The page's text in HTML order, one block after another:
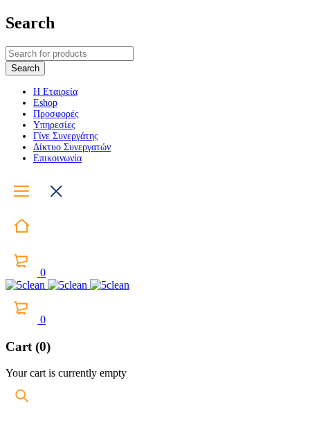
Search
Η Εταιρεία
Eshop
Προσφορές
Υπηρεσίες
Γίνε Συνεργάτης
Δίκτυο Συνεργατών
Επικοινωνία
0
0
Cart (0)
Your cart is currently empty